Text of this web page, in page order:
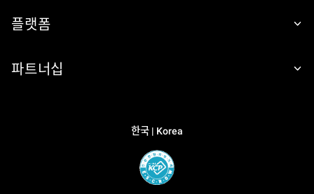
플랫폼
파트너십
한국 | Korea